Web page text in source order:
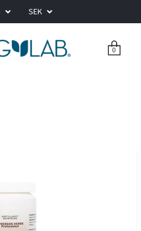
SEK
0